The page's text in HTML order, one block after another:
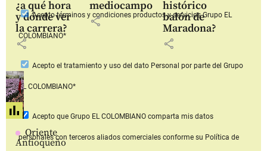
¿a qué hora
y dónde ver
la carrera?
share
mediocampo
share
histórico
balón de
Maradona?
share
Oriente
Antioqueño
Aceptotérminos y condiciones productos y serviciosGrupo EL
COLOMBIANO*
Acepto el tratamiento y uso del dato Personal por parte del Grupo
EL COLOMBIANO*
Acepto que Grupo EL COLOMBIANOcomparta mis datos
personales con terceros aliados comerciales conforme su Política de